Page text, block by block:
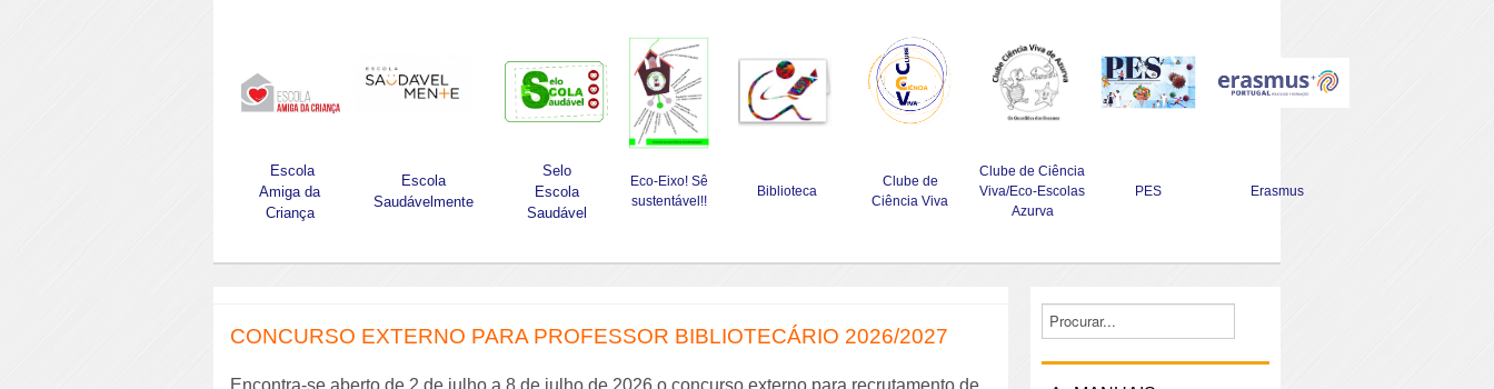
Escola
Amiga da
Criança
Escola
Saudávelmente
Selo
Escola
Saudável
Eco-Eixo! Sê
sustentável!!
Biblioteca
Clube de
Ciência Viva
Clube de Ciência
Viva/Eco-Escolas
Azurva
PES Erasmus
CONCURSO EXTERNO PARA PROFESSOR BIBLIOTECÁRIO 2026/2027
Encontra-se aberto de 2 de julho a 8 de julho de 2026 o concurso externo para recrutamento de